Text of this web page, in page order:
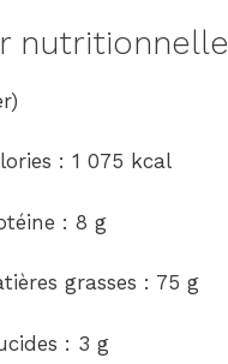
nutritionnelle
: 1 075 kcal
: 8 g
grasses : 75 g
: 3 g